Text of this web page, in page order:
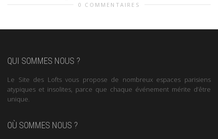
0 COMMENTAIRES
QUI SOMMES NOUS ?
Le Site des Lofts vous propose de nombreux espaces parisiens
atypiques et insolites, parce que chaque événement mérite d’être
unique.
OÙ SOMMES NOUS ?